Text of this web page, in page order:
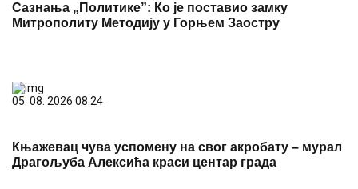
Сазнања „Политике”: Ко је поставио замку
Митрополиту Методију у Горњем Заостру
05. 08. 2026 08:24
Књажевац чува успомену на свог акробату – мурал
Драгoљуба Алексића краси центар града